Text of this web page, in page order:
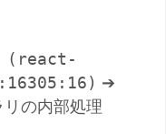
(react-
➔
リの内部処理